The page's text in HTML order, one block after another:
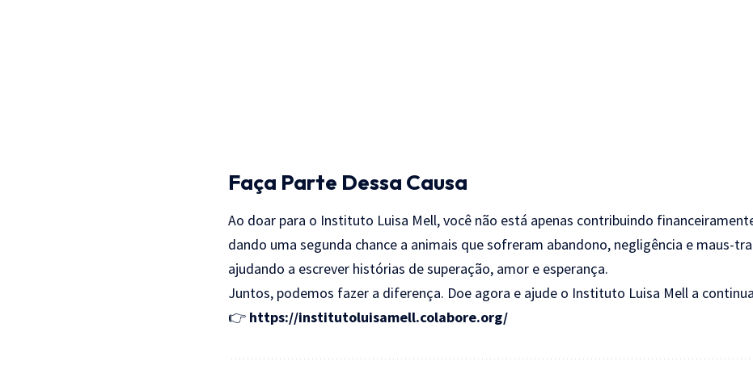
Faça Parte Dessa Causa
Ao doar para o Instituto Luisa Mell, você não está apenas contribuindo
dando uma segunda chance a animais que sofreram abandono, negligência e maus-
ajudando a escrever histórias de superação, amor e esperança.
Juntos, podemos fazer a diferença. Doe agora e ajude o Instituto Luisa Mell a
👉 https://institutoluisamell.colabore.org/